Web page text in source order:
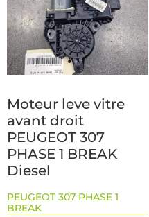
Moteur leve vitre
avant droit
PEUGEOT 307
PHASE 1 BREAK
Diesel
PEUGEOT 307 PHASE 1
BREAK